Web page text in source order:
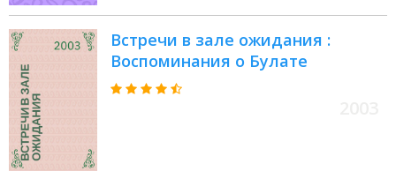
Встречи в зале ожидания :
Воспоминания о Булате